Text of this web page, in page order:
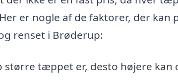
er nogle af de faktorer, der kan
renset i Brøderup:
større tæppet er, desto højere